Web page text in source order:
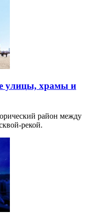
улицы, храмы и
район между
рекой.